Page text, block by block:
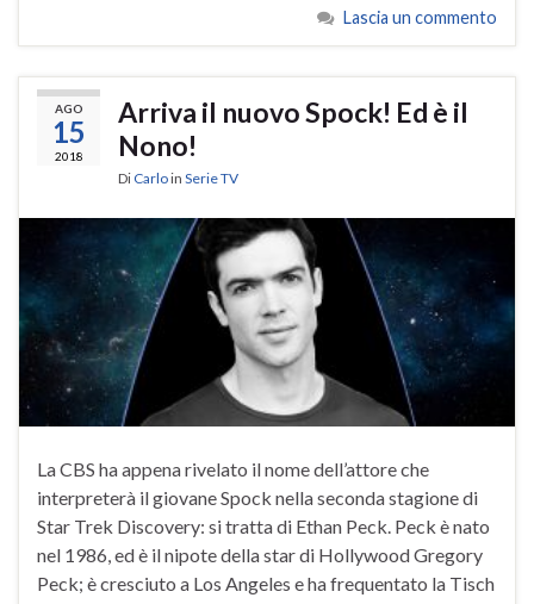
Lascia un commento
AGO
15
2018
Arriva il nuovo Spock! Ed è il
Nono!
Di Carloin Serie TV
La CBS ha appena rivelato il nome dell’attore che
interpreterà il giovane Spock nella seconda stagione di
Star Trek Discovery: si tratta di Ethan Peck. Peck è nato
nel 1986, ed è il nipote della star di Hollywood Gregory
Peck; è cresciuto a Los Angeles e ha frequentato la Tisch